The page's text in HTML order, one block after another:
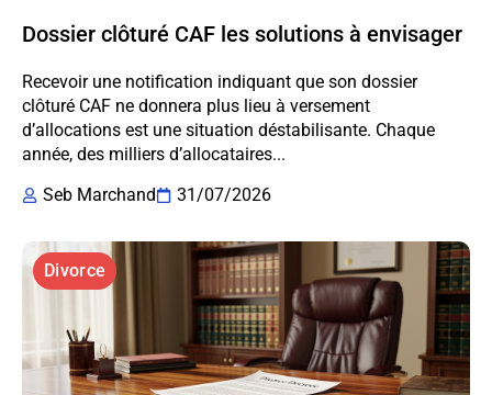
Dossier clôturé CAF les solutions à envisager
Recevoir une notification indiquant que son dossier
clôturé CAF ne donnera plus lieu à versement
d’allocations est une situation déstabilisante. Chaque
année, des milliers d’allocataires...
Seb Marchand
31/07/2026
Divorce